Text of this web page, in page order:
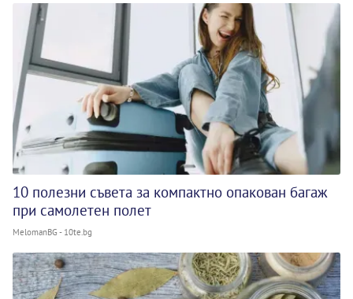
10 полезни съвета за компактно опакован багаж
при самолетен полет
MelomanBG - 10te.bg